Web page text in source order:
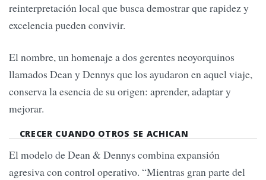
reinterpretación local que busca demostrar que rapidez y
excelencia pueden convivir.
El nombre, un homenaje a dos gerentes neoyorquinos
llamados Dean y Dennys que los ayudaron en aquel viaje,
conserva la esencia de su origen: aprender, adaptar y
mejorar.
CRECER CUANDO OTROS SE ACHICAN
El modelo de Dean & Dennys combina expansión
agresiva con control operativo. “Mientras gran parte del